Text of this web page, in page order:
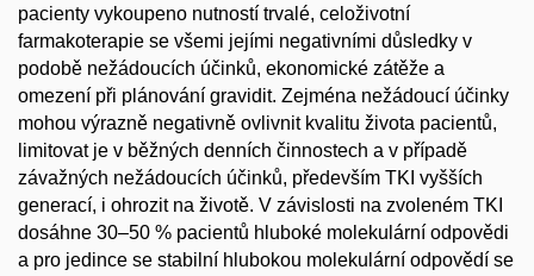
pacienty vykoupeno nutností trvalé, celoživotní
farmakoterapie se všemi jejími negativními důsledky v
podobě nežádoucích účinků, ekonomické zátěže a
omezení při plánování gravidit. Zejména nežádoucí účinky
mohou výrazně negativně ovlivnit kvalitu života pacientů,
limitovat je v běžných denních činnostech a v případě
závažných nežádoucích účinků, především TKI vyšších
generací, i ohrozit na životě. V závislosti na zvoleném TKI
dosáhne 30–50 % pacientů hluboké molekulární odpovědi
a pro jedince se stabilní hlubokou molekulární odpovědí se